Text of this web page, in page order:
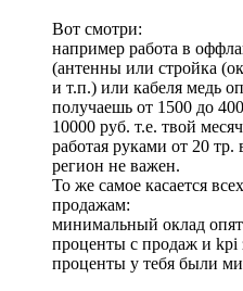
Вот смотри:
например работа в
(антенны или стройка
и т.п.) или кабеля медь
получаешь от 1500 до
10000 руб. т.е. твой
работая руками от 20 тр.
регион не важен.
То же самое касается
продажам:
минимальный оклад
проценты с продаж и
проценты у тебя были